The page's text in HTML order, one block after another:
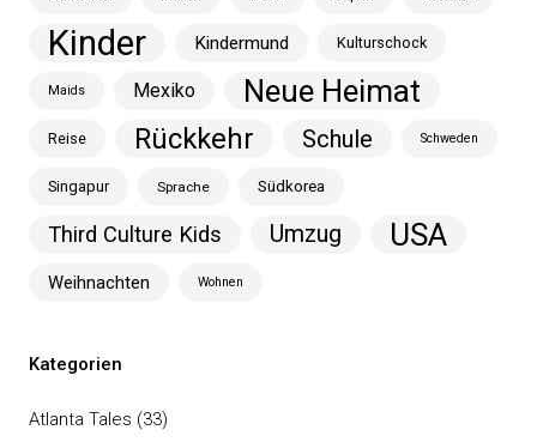
Kinder Kindermund Kulturschock
Maids Mexiko Neue Heimat
Reise Rückkehr Schule Schweden
Singapur Sprache Südkorea
Third Culture Kids Umzug USA
Weihnachten Wohnen
Kategorien
Atlanta Tales (33)